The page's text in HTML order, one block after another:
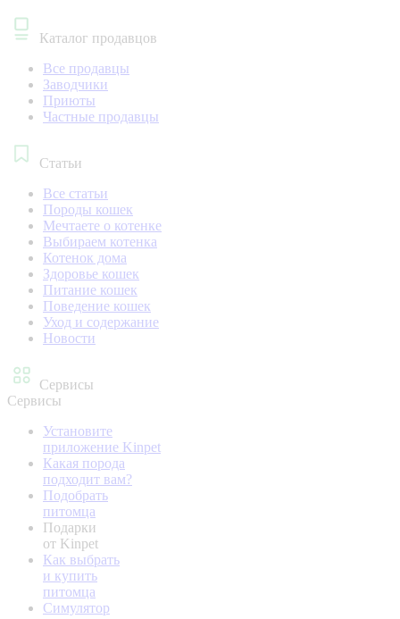
Каталог продавцов
Все продавцы
Заводчики
Приюты
Частные продавцы
Статьи
Все статьи
Породы кошек
Мечтаете о котенке
Выбираем котенка
Котенок дома
Здоровье кошек
Питание кошек
Поведение кошек
Уход и содержание
Новости
Сервисы
Сервисы
Установите
приложение Kinpet
Какая порода
подходит вам?
Подобрать
питомца
Подарки
от Kinpet
Как выбрать
и купить
питомца
Симулятор